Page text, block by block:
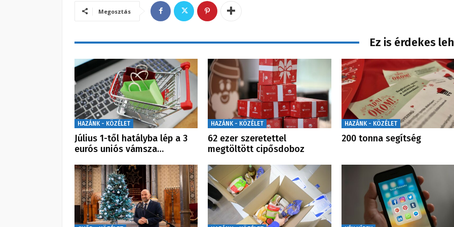
Megosztás
Ez is érdekes
HAZÁNK - KÖZÉLET
Július 1-től hatályba lép a 3
eurós uniós vámsza…
HAZÁNK - KÖZÉLET
62 ezer szeretettel
megtöltött cipősdoboz
HAZÁNK - KÖZÉLET
200 tonna segítség